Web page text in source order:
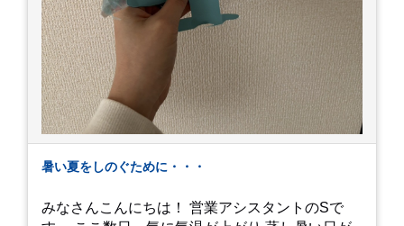
暑い夏をしのぐために・・・
みなさんこんにちは！ 営業アシスタントのSで